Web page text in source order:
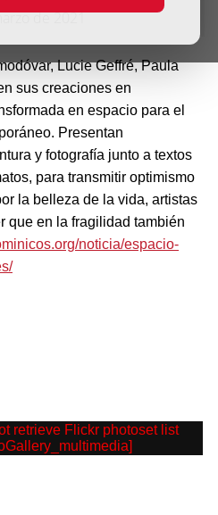
de 2021
Lucie Geffré, Paula
sus creaciones en
en espacio para el
Presentan
y fotografía junto a textos
para transmitir optimismo
la belleza de la vida, artistas
que en la fragilidad también
noticia/espacio-
retrieve Flickr photoset list